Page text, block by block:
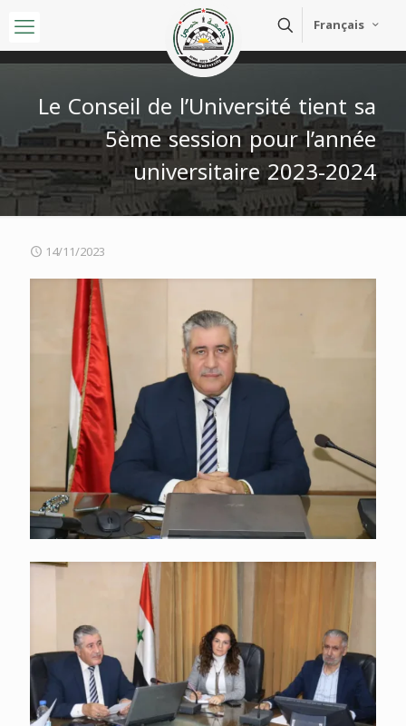
Français
Le Conseil de l’Université tient sa
5ème session pour l’année
universitaire 2023-2024
14/11/2023